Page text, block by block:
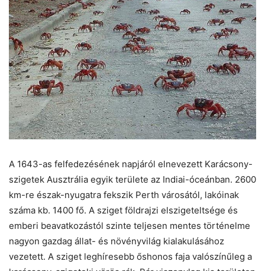
A 1643-as felfedezésének napjáról elnevezett Karácsony-
szigetek Ausztrália egyik területe az Indiai-óceánban. 2600
km-re észak-nyugatra fekszik Perth városától, lakóinak
száma kb. 1400 fő. A sziget földrajzi elszigeteltsége és
emberi beavatkozástól szinte teljesen mentes történelme
nagyon gazdag állat- és növényvilág kialakulásához
vezetett. A sziget leghíresebb őshonos faja valószínűleg a